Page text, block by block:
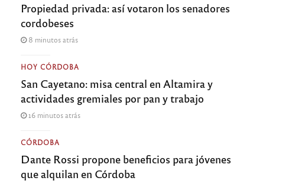
Propiedad privada: así votaron los senadores
cordobeses
8 minutos atrás
HOY CÓRDOBA
San Cayetano: misa central en Altamira y
actividades gremiales por pan y trabajo
16 minutos atrás
CÓRDOBA
Dante Rossi propone beneficios para jóvenes
que alquilan en Córdoba